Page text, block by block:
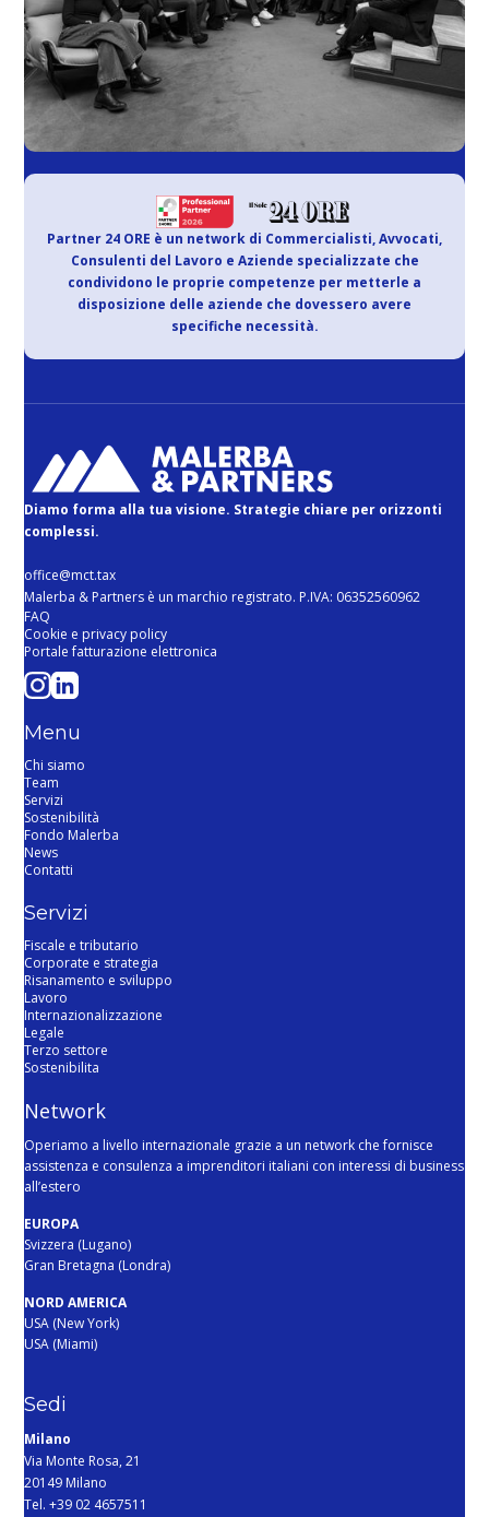
Partner 24 ORE è un network di Commercialisti, Avvocati,
Consulenti del Lavoro e Aziende specializzate che
condividono le proprie competenze per metterle a
disposizione delle aziende che dovessero avere
specifiche necessità.
Diamo forma alla tua visione. Strategie chiare per orizzonti
complessi.
office@mct.tax
Malerba & Partners è un marchio registrato. P.IVA: 06352560962
FAQ
Cookie e privacy policy
Portale fatturazione elettronica
Menu
Chi siamo
Team
Servizi
Sostenibilità
Fondo Malerba
News
Contatti
Servizi
Fiscale e tributario
Corporate e strategia
Risanamento e sviluppo
Lavoro
Internazionalizzazione
Legale
Terzo settore
Sostenibilita
Network
Operiamo a livello internazionale grazie a un network che fornisce
assistenza e consulenza a imprenditori italiani con interessi di business
all’estero
EUROPA
Svizzera (Lugano)
Gran Bretagna (Londra)
NORD AMERICA
USA (New York)
USA (Miami)
Sedi
Milano
Via Monte Rosa, 21
20149 Milano
Tel. +39 02 4657511